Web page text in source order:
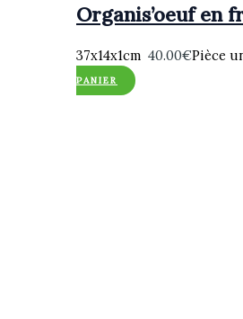
Organis’oeuf en
37x14x1cm40.00€Pièce
PANIER